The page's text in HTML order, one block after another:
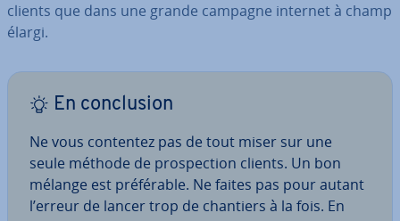
clients que dans une grande campagne internet à champ
élargi.
En con­clu­sion
Ne vous contentez pas de tout miser sur une
seule méthode de pros­pec­tion clients. Un bon
mélange est pré­fé­rable. Ne faites pas pour autant
l’erreur de lancer trop de chantiers à la fois. En